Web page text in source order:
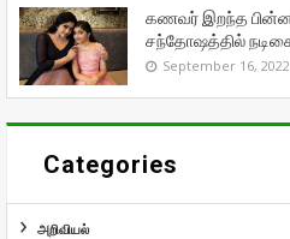
கணவர் இறந்த
சந்தோஷத்தில்
September 16, 2022
Categories
அறிவியல்